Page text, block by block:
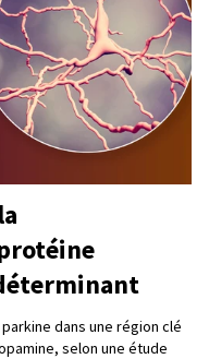
dans une région clé
selon une étude